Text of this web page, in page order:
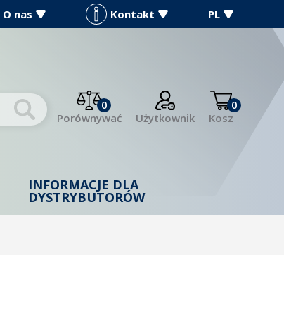
O nas Kontakt PL
0
Porównywać
Użytkownik
0
Kosz
INFORMACJE DLA
DYSTRYBUTORÓW